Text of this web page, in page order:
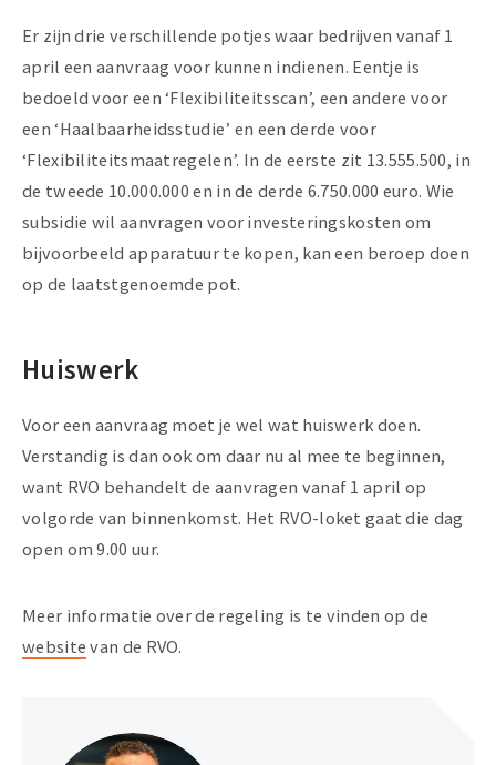
Er zijn drie verschillende potjes waar bedrijven vanaf 1
april een aanvraag voor kunnen indienen. Eentje is
bedoeld voor een ‘Flexibiliteitsscan’, een andere voor
een ‘Haalbaarheidsstudie’ en een derde voor
‘Flexibiliteitsmaatregelen’. In de eerste zit 13.555.500, in
de tweede 10.000.000 en in de derde 6.750.000 euro. Wie
subsidie wil aanvragen voor investeringskosten om
bijvoorbeeld apparatuur te kopen, kan een beroep doen
op de laatstgenoemde pot.
Huiswerk
Voor een aanvraag moet je wel wat huiswerk doen.
Verstandig is dan ook om daar nu al mee te beginnen,
want RVO behandelt de aanvragen vanaf 1 april op
volgorde van binnenkomst. Het RVO-loket gaat die dag
open om 9.00 uur.
Meer informatie over de regeling is te vinden op de
website van de RVO.